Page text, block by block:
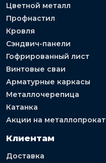
Цветной металл
Профнастил
Кровля
Сэндвич-панели
Гофрированный лист
Винтовые сваи
Арматурные каркасы
Металлочерепица
Катанка
Акции на металлопрокат
Клиентам
Доставка